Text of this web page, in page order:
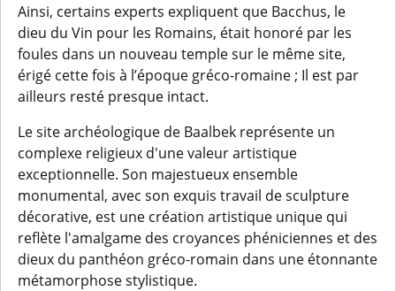
Ainsi, certains experts expliquent que Bacchus, le
dieu du Vin pour les Romains, était honoré par les
foules dans un nouveau temple sur le même site,
érigé cette fois à l’époque gréco-romaine ; Il est par
ailleurs resté presque intact.
Le site archéologique de Baalbek représente un
complexe religieux d'une valeur artistique
exceptionnelle. Son majestueux ensemble
monumental, avec son exquis travail de sculpture
décorative, est une création artistique unique qui
reflète l'amalgame des croyances phéniciennes et des
dieux du panthéon gréco-romain dans une étonnante
métamorphose stylistique.